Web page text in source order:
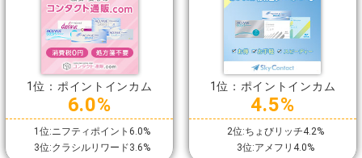
1位：ポイントインカム
6.0%
1位:ニフティポイント6.0%
3位:クラシルリワード3.6%
1位：ポイントインカム
4.5%
2位:ちょびリッチ4.2%
3位:アメフリ4.0%